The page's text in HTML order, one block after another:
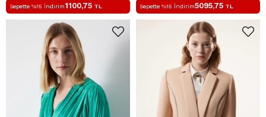
Sepette %15 İndirim1100,75 TL Sepette %15 İndirim5095,75 TL